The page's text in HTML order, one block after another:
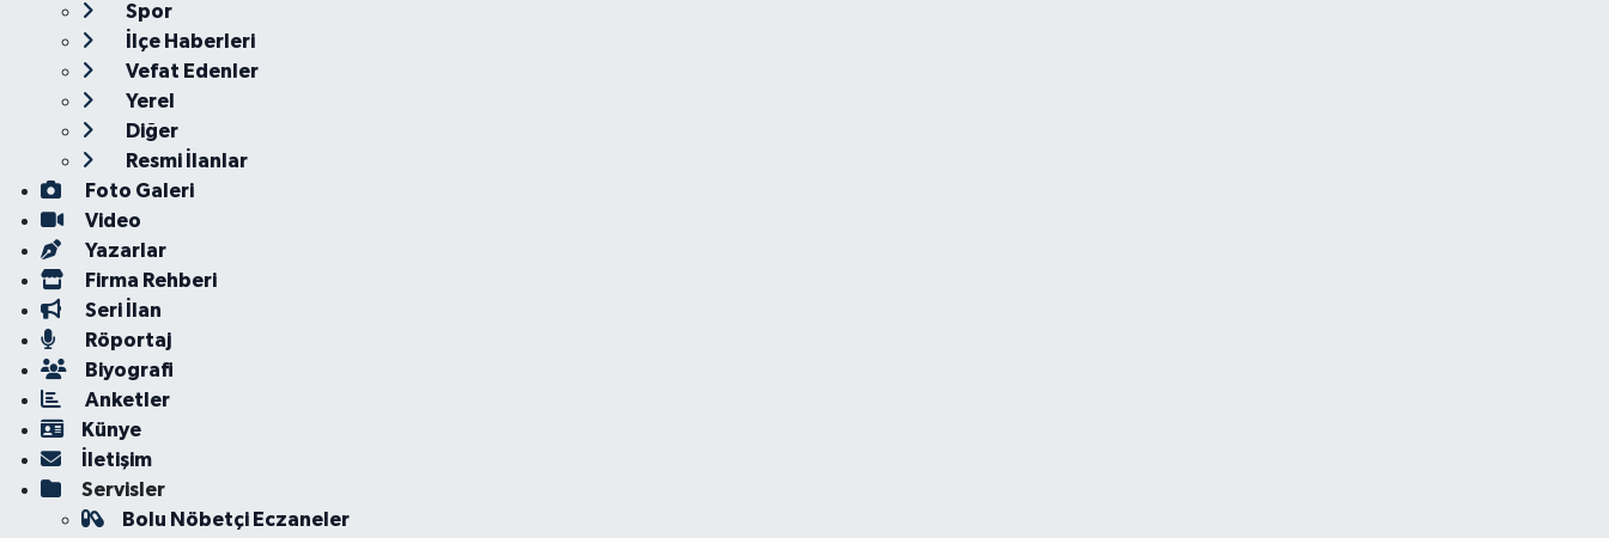
Spor
İlçe Haberleri
Vefat Edenler
Yerel
Diğer
Resmi İlanlar
Foto Galeri
Video
Yazarlar
Firma Rehberi
Seri İlan
Röportaj
Biyografi
Anketler
Künye
İletişim
Servisler
Bolu Nöbetçi Eczaneler